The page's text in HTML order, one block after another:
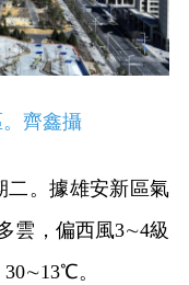
齊鑫攝
二。據雄安新區氣
雲，偏西風3∼4級
。